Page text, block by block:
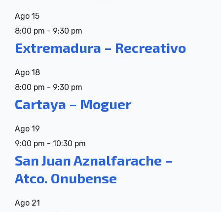
Ago 15
8:00 pm - 9:30 pm
Extremadura – Recreativo
Ago 18
8:00 pm - 9:30 pm
Cartaya – Moguer
Ago 19
9:00 pm - 10:30 pm
San Juan Aznalfarache –
Atco. Onubense
Ago 21